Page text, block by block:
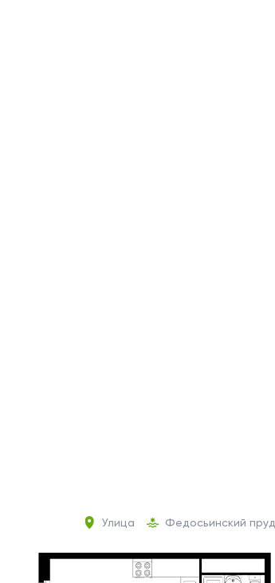
Улица Федосьинский пруд